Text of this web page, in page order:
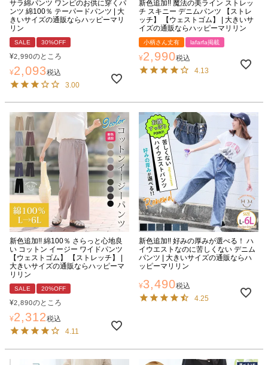
サラ綿パンツ ワンピのお供に穿くパ
ンツ 綿100％ テーパードパンツ | 大
きいサイズの通販ならハッピーマリ
リン
SALE 30%OFF
¥2,990のところ
¥2,093税込
3.00
新色追加!! 魔法の美ライン ストレッ
チ スキニー デニムパンツ 【ストレ
ッチ】 【ウェストゴム】 | 大きいサ
イズの通販ならハッピーマリリン
小柄さん丈有 lafarfa掲載
¥2,990税込
4.13
新色追加!! 綿100％ さらっと心地良
い コットン イージー ワイドパンツ
【ウェストゴム】 【ストレッチ】 |
大きいサイズの通販ならハッピーマ
リリン
SALE 20%OFF
¥2,890のところ
¥2,312税込
4.11
新色追加!! 好みの厚みが選べる！ ハ
イウエストなのに苦しくない デニム
パンツ | 大きいサイズの通販ならハ
ッピーマリリン
¥3,490税込
4.25